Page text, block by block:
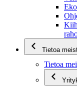
Tietoa
Tietoa